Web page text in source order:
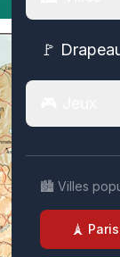
🚩
🏙️ Villes
🗼 Paris